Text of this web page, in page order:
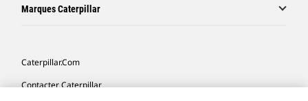
Marques Caterpillar
Caterpillar.com
Contacter Caterpillar